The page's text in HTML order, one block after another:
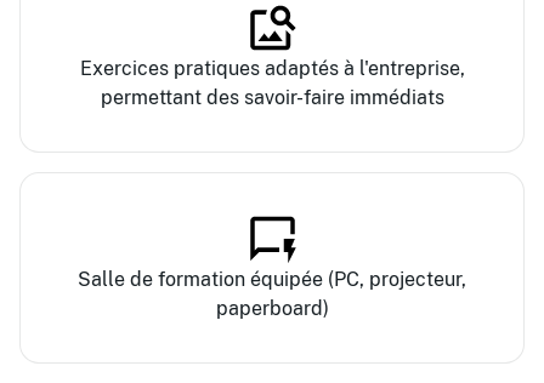
Exercices pratiques adaptés à l'entreprise,
permettant des savoir-faire immédiats
Salle de formation équipée (PC, projecteur,
paperboard)